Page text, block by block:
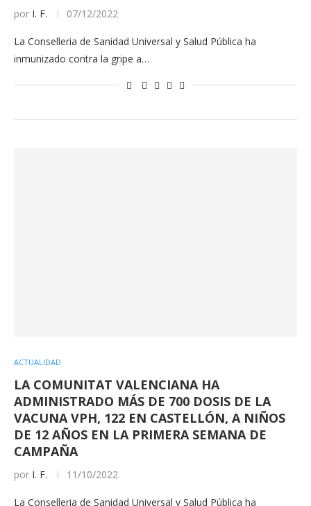
por I. F. 07/12/2022
La Conselleria de Sanidad Universal y Salud Pública ha
inmunizado contra la gripe a…
ACTUALIDAD
LA COMUNITAT VALENCIANA HA
ADMINISTRADO MÁS DE 700 DOSIS DE LA
VACUNA VPH, 122 EN CASTELLÓN, A NIÑOS
DE 12 AÑOS EN LA PRIMERA SEMANA DE
CAMPAÑA
por I. F. 11/10/2022
La Conselleria de Sanidad Universal y Salud Pública ha